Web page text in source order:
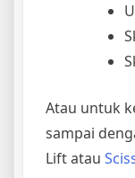
Atau untuk
sampai
Lift atau